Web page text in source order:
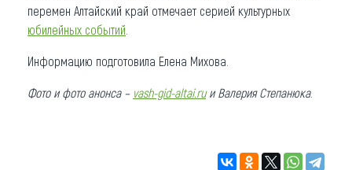
перемен Алтайский край отмечает серией культурных
юбилейных событий
Информацию подготовила Елена Михова.
Фото и фото анонса – vash-gid-altai.ru и Валерия Степанюка.